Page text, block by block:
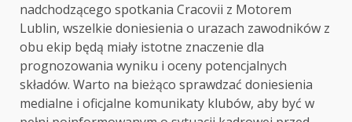
nadchodzącego spotkania Cracovii z Motorem
Lublin, wszelkie doniesienia o urazach zawodników z
obu ekip będą miały istotne znaczenie dla
prognozowania wyniku i oceny potencjalnych
składów. Warto na bieżąco sprawdzać doniesienia
medialne i oficjalne komunikaty klubów, aby być w